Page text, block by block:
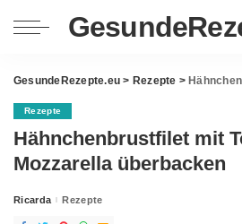
GesundeRezepte.eu > Rezepte >
Rezepte
Hähnchenbrustfilet mit
Mozzarella überbacken
Posted
Ricarda Rezepte